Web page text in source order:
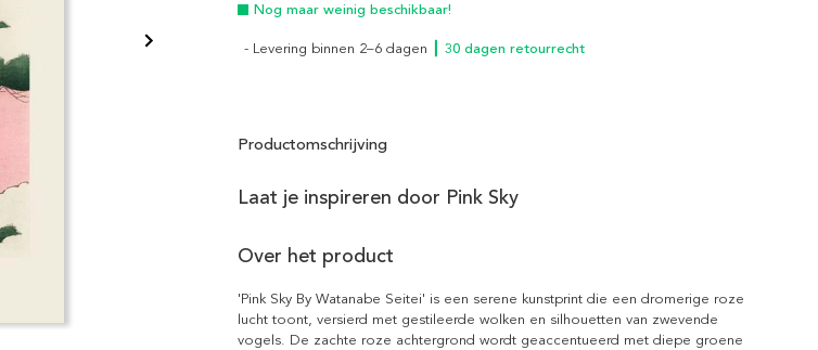
Nog maar weinig beschikbaar!
- Levering binnen 2–6 dagen ┃ 30 dagen retourrecht
Productomschrijving
Laat je inspireren door Pink Sky
Over het product
'Pink Sky By Watanabe Seitei' is een serene kunstprint die een dromerige roze
lucht toont, versierd met gestileerde wolken en silhouetten van zwevende
vogels. De zachte roze achtergrond wordt geaccentueerd met diepe groene